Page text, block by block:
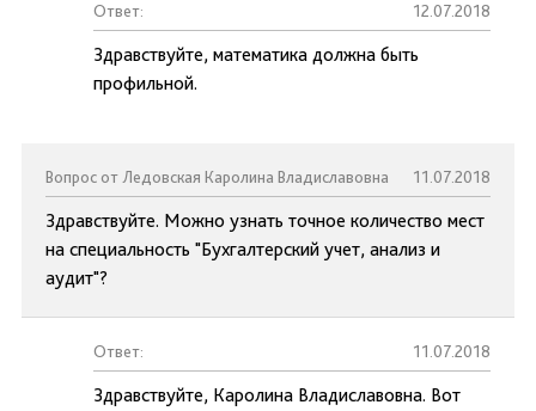
Ответ: 12.07.2018
Здравствуйте, математика должна быть
профильной.
Вопрос от Ледовская Каролина Владиславовна 11.07.2018
Здравствуйте. Можно узнать точное количество мест
на специальность "Бухгалтерский учет, анализ и
аудит"?
Ответ: 11.07.2018
Здравствуйте, Каролина Владиславовна. Вот